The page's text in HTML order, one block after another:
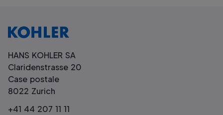
HANS KOHLER SA
Claridenstrasse 20
Case postale
8022 Zurich
+41 44 207 11 11